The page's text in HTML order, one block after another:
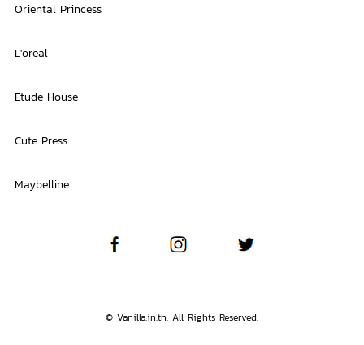
Oriental Princess
L'oreal
Etude House
Cute Press
Maybelline
© Vanilla.in.th. All Rights Reserved.